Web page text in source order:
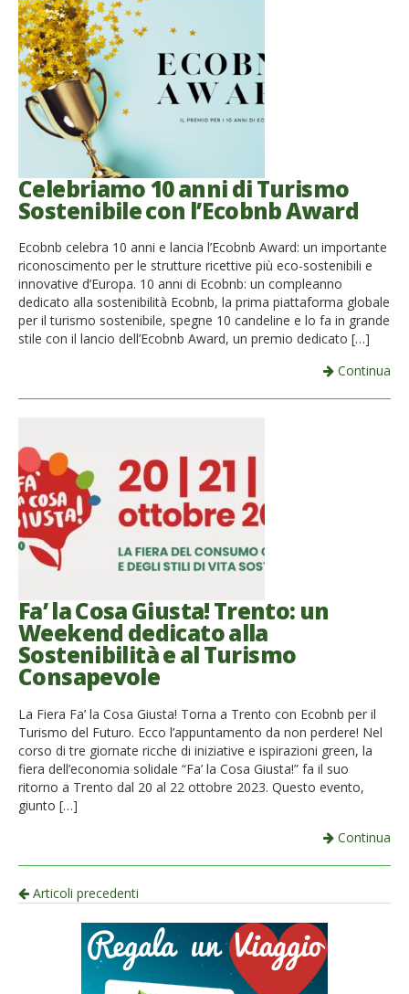
Celebriamo 10 anni di Turismo
Sostenibile con l’Ecobnb Award
Ecobnb celebra 10 anni e lancia l’Ecobnb Award: un importante
riconoscimento per le strutture ricettive più eco-sostenibili e
innovative d’Europa. 10 anni di Ecobnb: un compleanno
dedicato alla sostenibilità Ecobnb, la prima piattaforma globale
per il turismo sostenibile, spegne 10 candeline e lo fa in grande
stile con il lancio dell’Ecobnb Award, un premio dedicato […]
Continua
Fa’ la Cosa Giusta! Trento: un
Weekend dedicato alla
Sostenibilità e al Turismo
Consapevole
La Fiera Fa’ la Cosa Giusta! Torna a Trento con Ecobnb per il
Turismo del Futuro. Ecco l’appuntamento da non perdere! Nel
corso di tre giornate ricche di iniziative e ispirazioni green, la
fiera dell’economia solidale “Fa’ la Cosa Giusta!” fa il suo
ritorno a Trento dal 20 al 22 ottobre 2023. Questo evento,
giunto […]
Continua
Navigazione
articolo
Articoli precedenti